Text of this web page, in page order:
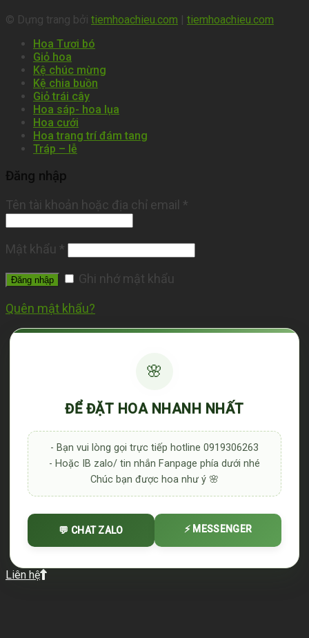
© Dựng trang bởi tiemhoachieu.com
tiemhoachieu.com
Hoa Tươi bó
Giỏ hoa
Kệ chúc mừng
Kệ chia buồn
Giỏ trái cây
Hoa sáp- hoa lụa
Hoa cưới
Hoa trang trí đám tang
Tráp – lễ
Đăng nhập
Tên tài khoản hoặc địa chỉ email *
Mật khẩu *
Đăng nhập Ghi nhớ mật khẩu
Quên mật khẩu?
🌸
ĐỂ ĐẶT HOA NHANH NHẤT
- Bạn vui lòng gọi trực tiếp hotline 0919306263
- Hoặc IB zalo/ tin nhắn Fanpage phía dưới nhé
Chúc bạn được hoa như ý 🌸
💬 CHAT ZALO ⚡ MESSENGER
Liên hệ